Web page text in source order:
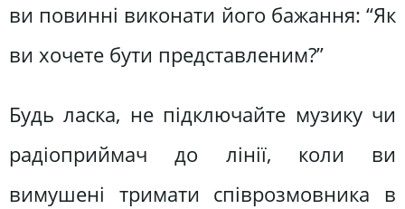
ви повинні виконати його бажання: “Як
ви хочете бути представленим?”
Будь ласка, не підключайте музику чи
радіоприймач до лінії, коли ви
вимушені тримати співрозмовника в